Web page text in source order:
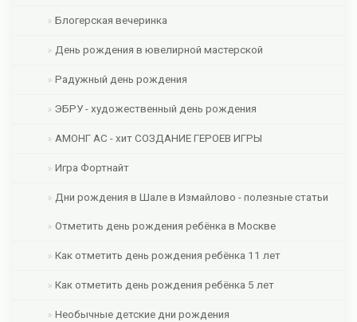
Блогерская вечеринка
День рождения в ювелирной мастерской
Радужный день рождения
ЭБРУ - художественный день рождения
АМОНГ АС - хит СОЗДАНИЕ ГЕРОЕВ ИГРЫ
Игра Фортнайт
Дни рождения в Шале в Измайлово - полезные статьи
Отметить день рождения ребёнка в Москве
Как отметить день рождения ребёнка 11 лет
Как отметить день рождения ребёнка 5 лет
Необычные детские дни рождения